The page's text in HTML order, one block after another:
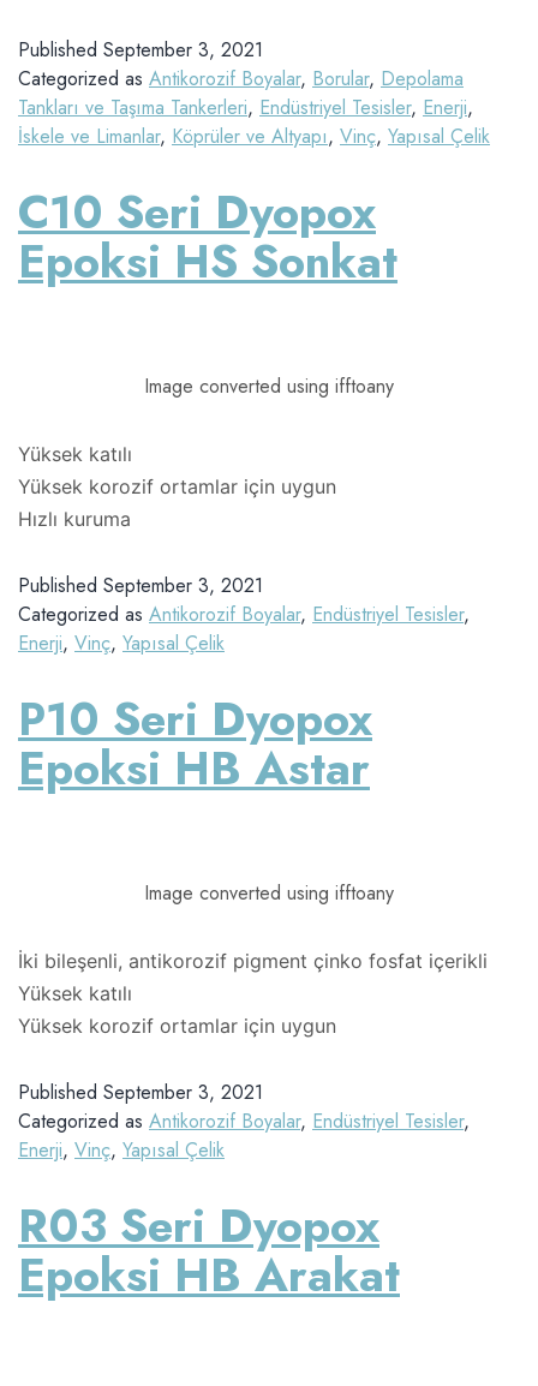
Published September 3, 2021
Categorized as Antikorozif Boyalar, Borular, Depolama
Tankları ve Taşıma Tankerleri, Endüstriyel Tesisler, Enerji,
İskele ve Limanlar, Köprüler ve Altyapı, Vinç, Yapısal Çelik
C10 Seri Dyopox
Epoksi HS Sonkat
Image converted using ifftoany
Yüksek katılı
Yüksek korozif ortamlar için uygun
Hızlı kuruma
Published September 3, 2021
Categorized as Antikorozif Boyalar, Endüstriyel Tesisler,
Enerji, Vinç, Yapısal Çelik
P10 Seri Dyopox
Epoksi HB Astar
Image converted using ifftoany
İki bileşenli, antikorozif pigment çinko fosfat içerikli
Yüksek katılı
Yüksek korozif ortamlar için uygun
Published September 3, 2021
Categorized as Antikorozif Boyalar, Endüstriyel Tesisler,
Enerji, Vinç, Yapısal Çelik
R03 Seri Dyopox
Epoksi HB Arakat